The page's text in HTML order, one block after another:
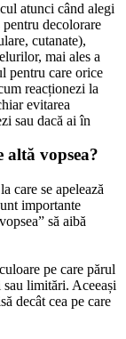
atunci când alegi
decolorare
cutanate),
mai ales a
pentru care orice
reacționezi la
evitarea
sau dacă ai în
altă vopsea?
care se apelează
importante
să aibă
pe care părul
limitări. Aceeași
decât cea pe care